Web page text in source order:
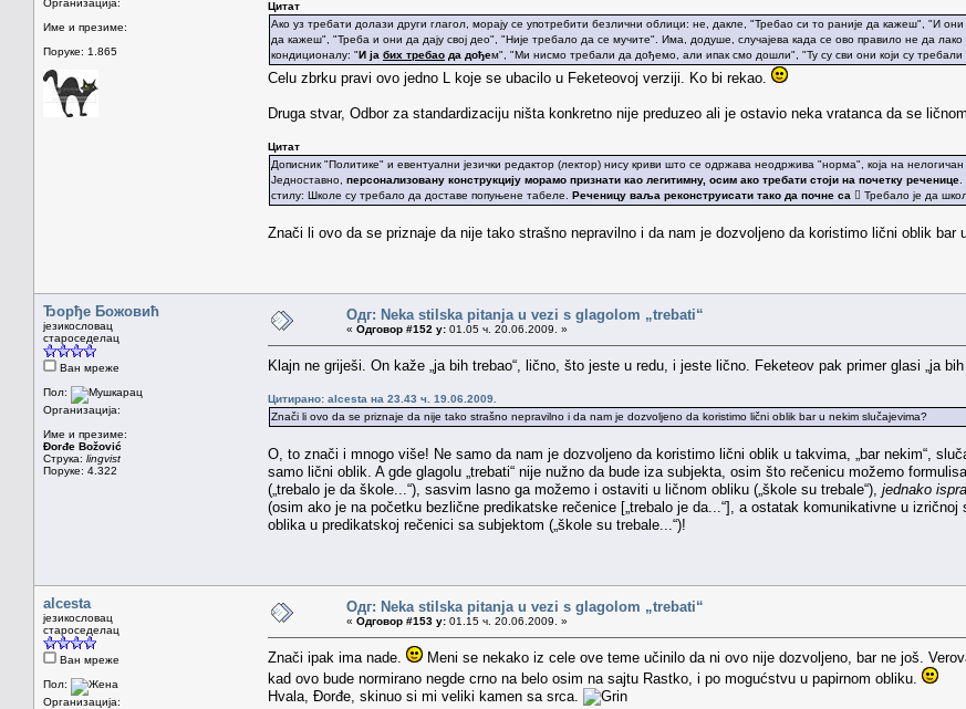
Организација:
Име и презиме:
Поруке: 1.865
Цитат
Ако уз требати долази други глагол, морају се употребити безлични облици: не, дакле, "Требао си то раније да кажеш", "И
да кажеш", "Треба и они да дају свој део", "Није требало да се мучите". Има, додуше, случајева када се ово правило не да
кондиционалу: "И ја бих требао да дођем", "Ми нисмо требали да дођемо, али ипак смо дошли", "Ту су сви они који су требали
Celu zbrku pravi ovo jedno L koje se ubacilo u Feketeovoj verziji. Ko bi rekao.
Druga stvar, Odbor za standardizaciju ništa konkretno nije preduzeo ali je ostavio neka vratanca da se
Цитат
Дописник "Политике" и евентуални језички редактор (лектор) нису криви што се одржава неодржива "норма", која на
Једноставно, персонализовану конструкцију морамо признати као легитимну, осим ако требати стоји на почетку реченице
стилу: Школе су требало да доставе попуњене табеле. Реченицу ваља реконструисати тако да почне са  Требало је да
Znači li ovo da se priznaje da nije tako strašno nepravilno i da nam je dozvoljeno da koristimo lični oblik bar
Ђорђе Божовић
језикословац
староседелац
Ван мреже
Пол:
Организација:
Име и презиме:
Đorđe Božović
Струка: lingvist
Поруке: 4.322
Одг: Neka stilska pitanja u vezi s glagolom „trebati“
« Одговор #152 у: 01.05 ч. 20.06.2009. »
Klajn ne griješi. On kaže „ja bih trebao“, lično, što jeste u redu, i jeste lično. Feketeov pak primer glasi „ja
Цитирано: alcesta на 23.43 ч. 19.06.2009.
Znači li ovo da se priznaje da nije tako strašno nepravilno i da nam je dozvoljeno da koristimo lični oblik bar u nekim slučajevima?
O, to znači i mnogo više! Ne samo da nam je dozvoljeno da koristimo lični oblik u takvima, „bar nekim“,
samo lični oblik. A gde glagolu „trebati“ nije nužno da bude iza subjekta, osim što rečenicu možemo
(„trebalo je da škole...“), sasvim lasno ga možemo i ostaviti u ličnom obliku („škole su trebale“), jednako
(osim ako je na početku bezlične predikatske rečenice [„trebalo je da...“], a ostatak komunikativne u
oblika u predikatskoj rečenici sa subjektom („škole su trebale...“)!
alcesta
језикословац
староседелац
Ван мреже
Пол:
Организација:
Одг: Neka stilska pitanja u vezi s glagolom „trebati“
« Одговор #153 у: 01.15 ч. 20.06.2009. »
Znači ipak ima nade.
Meni se nekako iz cele ove teme učinilo da ni ovo nije dozvoljeno, bar ne još.
kad ovo bude normirano negde crno na belo osim na sajtu Rastko, i po mogućstvu u papirnom obliku.
Hvala, Đorđe, skinuo si mi veliki kamen sa srca.